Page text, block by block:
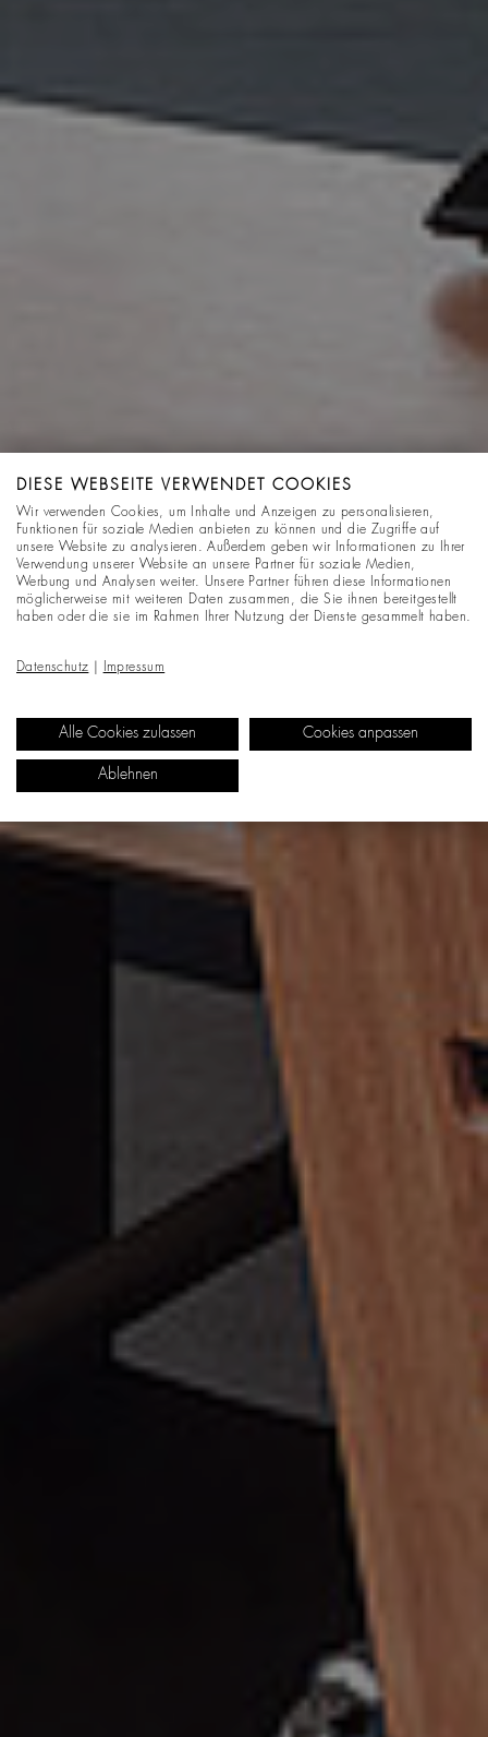
DIESE WEBSEITE VERWENDET COOKIES
Wir verwenden Cookies, um Inhalte und Anzeigen zu personalisieren,
Funktionen für soziale Medien anbieten zu können und die Zugriffe auf
unsere Website zu analysieren. Außerdem geben wir Informationen zu Ihrer
Verwendung unserer Website an unsere Partner für soziale Medien,
Werbung und Analysen weiter. Unsere Partner führen diese Informationen
möglicherweise mit weiteren Daten zusammen, die Sie ihnen bereitgestellt
haben oder die sie im Rahmen Ihrer Nutzung der Dienste gesammelt haben.
Datenschutz Impressum
Alle Cookies zulassen Cookies anpassen
Ablehnen